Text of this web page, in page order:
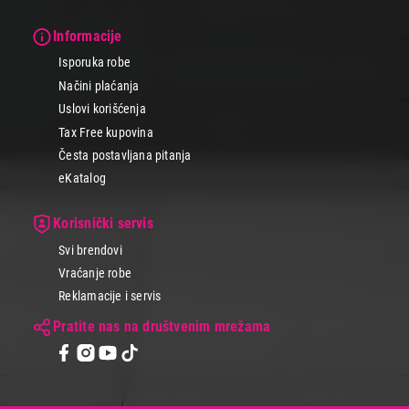
Informacije
Isporuka robe
Načini plaćanja
Uslovi korišćenja
Tax Free kupovina
Česta postavljana pitanja
eKatalog
Korisnički servis
Svi brendovi
Vraćanje robe
Reklamacije i servis
Pratite nas na društvenim mrežama